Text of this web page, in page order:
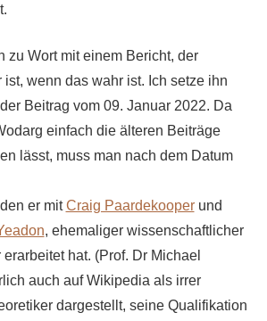
zu Wort mit einem Bericht, der
wenn das wahr ist. Ich setze ihn
Beitrag vom 09. Januar 2022. Da
einfach die älteren Beiträge
lässt, muss man nach dem Datum
er mitCraig Paardekooper und
, ehemaliger wissenschaftlicher
hat. (Prof. Dr Michael
auch auf Wikipedia als irrer
dargestellt, seine Qualifikation